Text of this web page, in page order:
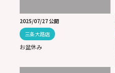
2025/07/27 公開
三条大路店
お盆休み